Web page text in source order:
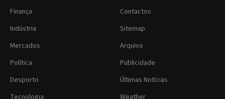
Finança
Indústria
Mercados
Política
Desporto
Tecnologia
Contactos
Sitemap
Arquivo
Publicidade
Últimas Notícias
Weather